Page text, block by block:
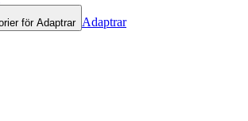
för Adaptrar Adaptrar